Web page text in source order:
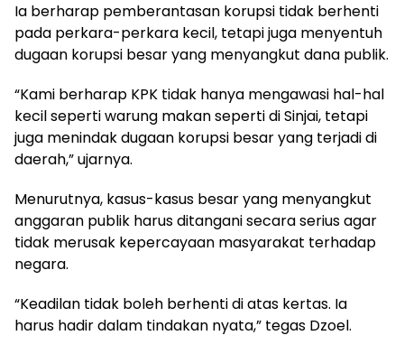
Ia berharap pemberantasan korupsi tidak berhenti
pada perkara-perkara kecil, tetapi juga menyentuh
dugaan korupsi besar yang menyangkut dana publik.
“Kami berharap KPK tidak hanya mengawasi hal-hal
kecil seperti warung makan seperti di Sinjai, tetapi
juga menindak dugaan korupsi besar yang terjadi di
daerah,” ujarnya.
Menurutnya, kasus-kasus besar yang menyangkut
anggaran publik harus ditangani secara serius agar
tidak merusak kepercayaan masyarakat terhadap
negara.
“Keadilan tidak boleh berhenti di atas kertas. Ia
harus hadir dalam tindakan nyata,” tegas Dzoel.